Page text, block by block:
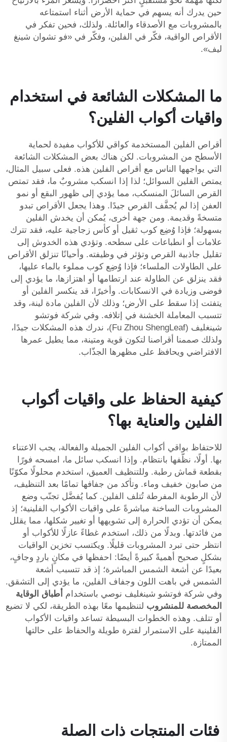
حين يدرك أنه يسهم في حماية الأرض أثناء استمتاعه
بالمشروبات مع الأصدقاء والعائلة. ولذلك، فحين تفكر في
الأقراص الواقية، فكّر في الفلين، وفكّر في «فو تشوان شينغ
ليف».
ما المشكلات الشائعة في استخدام
واقيات أكواب الفلين؟
أقراص الفلين المستخدمة كواقي للأكواب مفيدة لحماية
الأسطح من المشروبات. لكن هناك بعض المشكلات الشائعة
التي يواجهها الناس مع أقراص الفلين هذه. فعلى سبيل المثال،
يمتص الفلين السوائل؛ لذا إذا انسكب مشروبٌ ما، فقد تمتص
القرص السائلَ المنسكب، مما يؤدي إلى ظهور البقع أو نمو
العفن إذا لم يُجفَّف القرص جيدًا. وهذا يجعل الأقراص تبدو
متسخةً وقديمة. ومن جهة أخرى، يُمكن أن يخدش الفلين
بسهولة؛ فإذا وُضِع كوب ثقيل أو كأس زجاجية عليه، فقد تترك
علامات أو انطباعات على سطحه. وتؤدي هذه الخدوش إلى
تقليل جاذبية القرص وتؤثر في وظيفته. وأحيانًا تنزلق الأقراص
على الطاولات الملساء؛ فإذا وُضِع كوب مملوء بالماء عليها،
فقد ينزلق عن الطاولة عند ارتطامها أو اهتزازها، ما يؤدي إلى
فوضى وزيادة في الانسكابات. وأخيرًا، قد ينكسر الفلين أو
يتفتت إذا سقط على الأرض؛ وذلك لأن الفلين مادة لينة، وقد
تتسبب المعاملة الخشنة في إتلافه. وفي شركة فوتشو
شينغليف (Fu Zhou ShengLeaf)، ندرك هذه المشكلات جيدًا،
ولذلك صممنا أقراصنا لتكون قوية ومتينة، مما يطيل عمرها
الافتراضي ويحافظ على مظهرها الجذّاب.
كيفية الحفاظ على واقيات أكواب
الفلين والعناية بها؟
للاحتفاظ بواقي أكواب الفلين الجميلة والفعالة، يجب الاعتناء
بها. أولًا، نظّفها بانتظام. وإذا انسكب سائل ما، امسحه فورًا
بقطعة قماش رطبة. وللتنظيف العميق، استخدم محلولًا مكوّنًا
من صابون خفيف وماء. وتأكد من جفافها تمامًا بعد التنظيف،
لأن الرطوبة المفرطة تُتلف الفلين. كما يُفضَّل تجنّب وضع
المشروبات الساخنة مباشرةً على واقيات الأكواب الفلينية؛ إذ
يمكن أن تؤدي الحرارة إلى تشويهها أو تغيير شكلها، مما يقلل
من فائدتها. وبدلًا من ذلك، استخدم غطاءً عازلًا للأكواب أو
انتظر حتى تبرد المشروبات قليلًا. ويكتسب تخزين الواقيات
بشكلٍ صحيح أهميةً كبيرةً أيضًا: احفظها في مكانٍ باردٍ وجافٍ،
بعيدًا عن أشعة الشمس المباشرة؛ إذ قد تتسبب أشعة
الشمس في باهت اللون وجفاف الفلين، ما يؤدي إلى التشقق.
وفي شركة فوتشو شينغليف نوصي باستخدام
أطباق الوقاية
المخصصة للمنشروب لتنظيمها معًا بهذه الطريقة، لكي لا تضيع
أو تتلف. وهذه الخطوات البسيطة تساعد واقيات الأكواب
الفلينية على الاستمرار لفترة طويلة والحفاظ على حالتها
الممتازة.
فئات المنتجات ذات الصلة